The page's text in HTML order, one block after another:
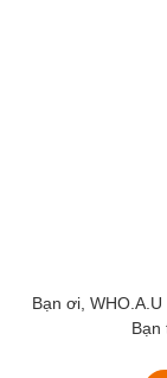
Bạn ơi,
Bạn